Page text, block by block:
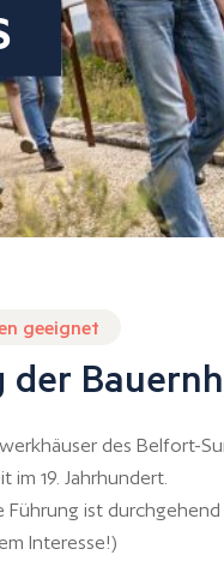
geeignet
der
des Belfort-
im 19. Jahrhundert.
Führung ist
Interesse!)